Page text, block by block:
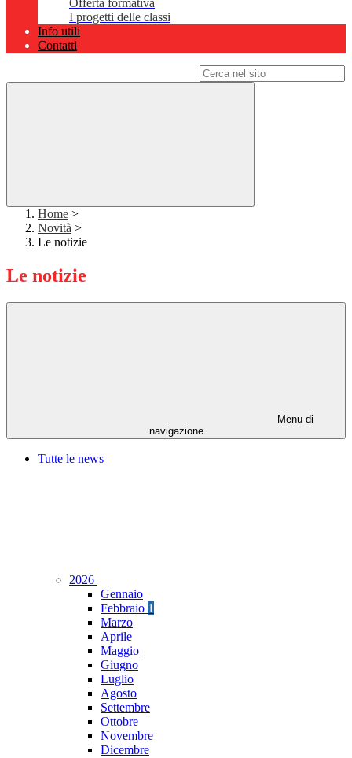
Offerta formativa
I progetti delle classi
Info utili
Contatti
Home >
Novità >
Le notizie
Le notizie
Menu di
navigazione
Tutte le news
2026
Gennaio
Febbraio 1
Marzo
Aprile
Maggio
Giugno
Luglio
Agosto
Settembre
Ottobre
Novembre
Dicembre